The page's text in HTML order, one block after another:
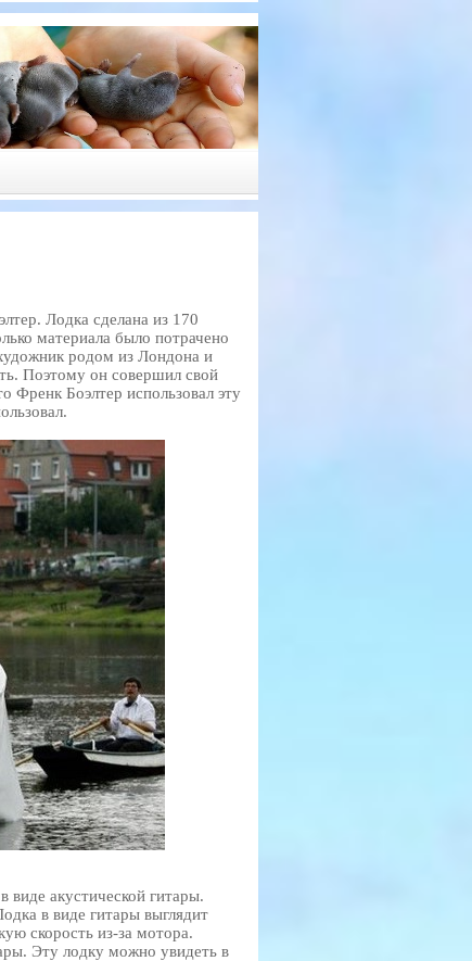
Лодка сделана из 170
материала было потрачено
родом из Лондона и
Поэтому он совершил свой
Френк Боэлтер использовал эту
виде акустической гитары.
в виде гитары выглядит
скорость из-за мотора.
Эту лодку можно увидеть в